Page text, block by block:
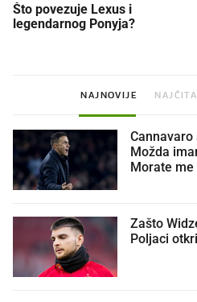
Što povezuje Lexus i
legendarnog Ponyja?
NAJNOVIJE
Možda
Morate
Zašto
Poljaci